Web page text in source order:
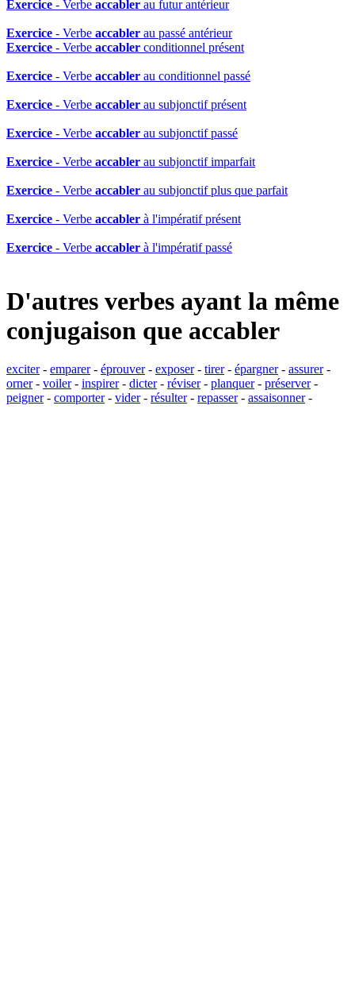
Exercice - Verbe accabler au futur antérieur
Exercice - Verbe accabler au passé antérieur
Exercice - Verbe accabler conditionnel présent
Exercice - Verbe accabler au conditionnel passé
Exercice - Verbe accabler au subjonctif présent
Exercice - Verbe accabler au subjonctif passé
Exercice - Verbe accabler au subjonctif imparfait
Exercice - Verbe accabler au subjonctif plus que parfait
Exercice - Verbe accabler à l'impératif présent
Exercice - Verbe accabler à l'impératif passé
D'autres verbes ayant la même
conjugaison que accabler
exciter- emparer- éprouver- exposer- tirer- épargner- assurer-
orner- voiler- inspirer- dicter- réviser- planquer- préserver-
peigner- comporter- vider- résulter- repasser- assaisonner-